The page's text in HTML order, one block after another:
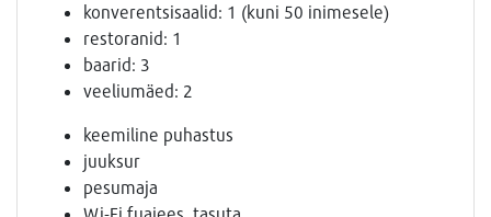
konverentsisaalid: 1 (kuni 50 inimesele)
restoranid: 1
baarid: 3
veeliumäed: 2
keemiline puhastus
juuksur
pesumaja